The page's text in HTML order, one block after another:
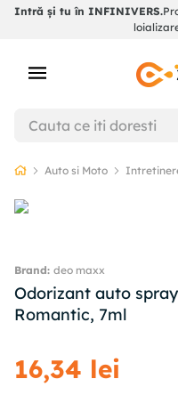
Intră și tu în INFINIVERS.
Auto si Moto
deo maxx
Odorizant auto
Romantic, 7ml
16,34 lei